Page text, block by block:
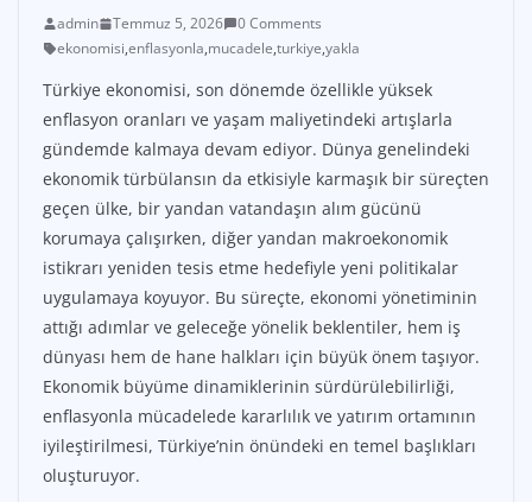
admin Temmuz 5, 2026
0 Comments
ekonomisi,enflasyonla,mucadele,turkiye,yakla
Türkiye ekonomisi, son dönemde özellikle yüksek
enflasyon oranları ve yaşam maliyetindeki artışlarla
gündemde kalmaya devam ediyor. Dünya genelindeki
ekonomik türbülansın da etkisiyle karmaşık bir süreçten
geçen ülke, bir yandan vatandaşın alım gücünü
korumaya çalışırken, diğer yandan makroekonomik
istikrarı yeniden tesis etme hedefiyle yeni politikalar
uygulamaya koyuyor. Bu süreçte, ekonomi yönetiminin
attığı adımlar ve geleceğe yönelik beklentiler, hem iş
dünyası hem de hane halkları için büyük önem taşıyor.
Ekonomik büyüme dinamiklerinin sürdürülebilirliği,
enflasyonla mücadelede kararlılık ve yatırım ortamının
iyileştirilmesi, Türkiye’nin önündeki en temel başlıkları
oluşturuyor.